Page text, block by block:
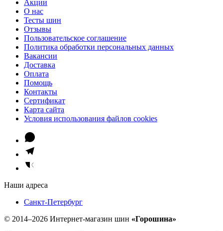
Акции
О нас
Тесты шин
Отзывы
Пользовательское соглашение
Политика обработки персональных данных
Вакансии
Доставка
Оплата
Помощь
Контакты
Сертификат
Карта сайта
Условия использования файлов cookies
Наши адреса
Санкт-Петербург
© 2014–2026 Интернет-магазин шин «Горошина»